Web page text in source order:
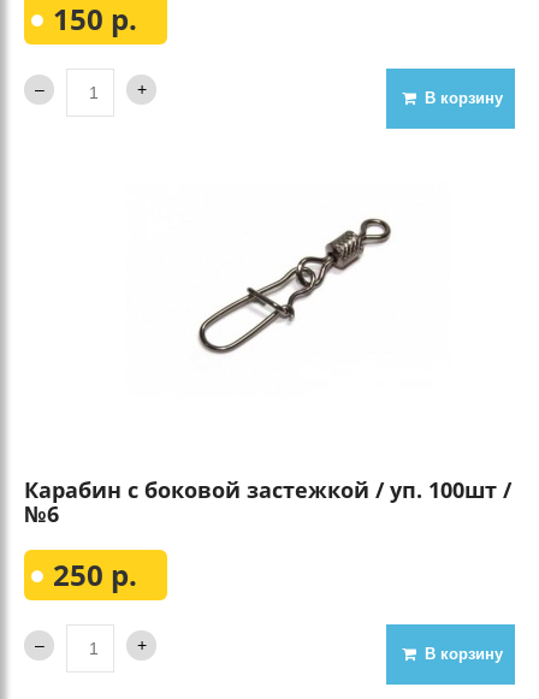
150 р.
В корзину
Карабин с боковой застежкой / уп. 100шт /
№6
250 р.
В корзину